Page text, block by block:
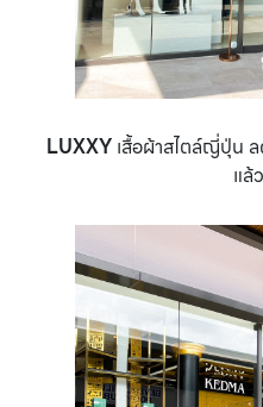
LUXXY เสื้อผ้าสไตล์ญี่ปุ่น
แล้